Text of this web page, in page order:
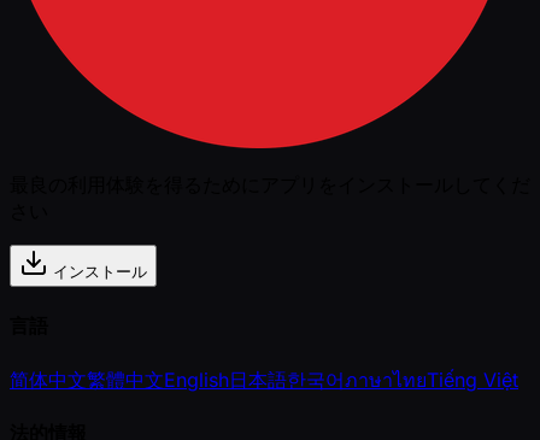
インストール
简体中文繁體中文English日本語한국어ภาษาไทยTiếng Việt